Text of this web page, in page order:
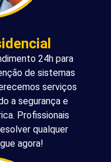
24h para
de sistemas
serviços
a segurança e
Profissionais
qualquer
agora!